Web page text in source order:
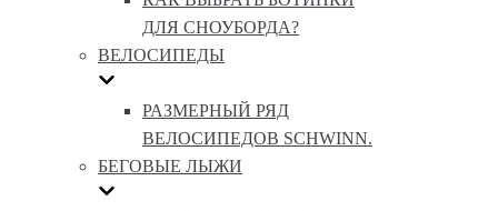
ДЛЯ СНОУБОРДА?
ВЕЛОСИПЕДЫ
РАЗМЕРНЫЙ РЯД
ВЕЛОСИПЕДОВ SCHWINN.
БЕГОВЫЕ ЛЫЖИ